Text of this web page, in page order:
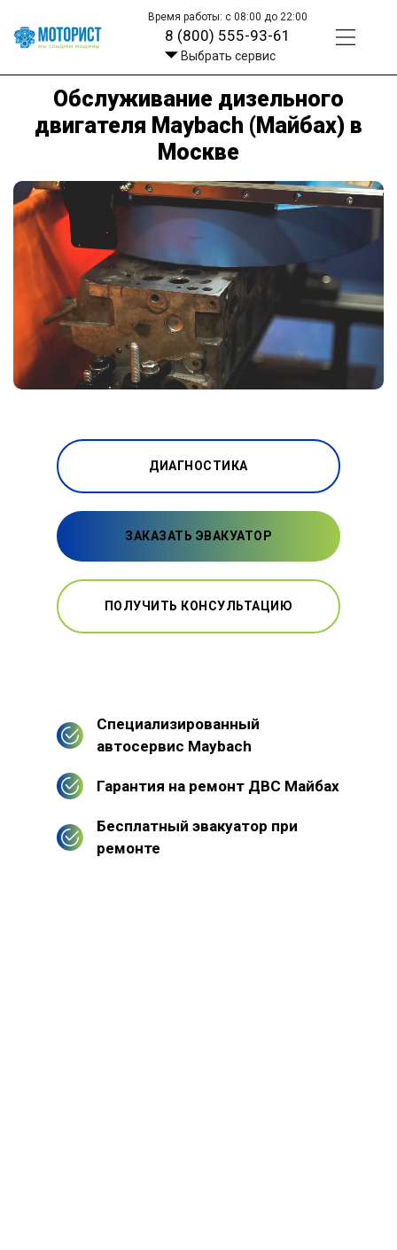
Время работы: с 08:00 до 22:00
8 (800) 555-93-61
Выбрать сервис
Обслуживание дизельного
двигателя Maybach (Майбах) в
Москве
ДИАГНОСТИКА
ЗАКАЗАТЬ ЭВАКУАТОР
ПОЛУЧИТЬ КОНСУЛЬТАЦИЮ
Специализированный
автосервис Maybach
Гарантия на ремонт ДВС Майбах
Бесплатный эвакуатор при
ремонте